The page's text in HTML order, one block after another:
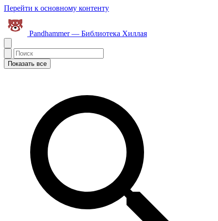
Перейти к основному контенту
Pandhammer — Библиотека Хиллая
Показать все